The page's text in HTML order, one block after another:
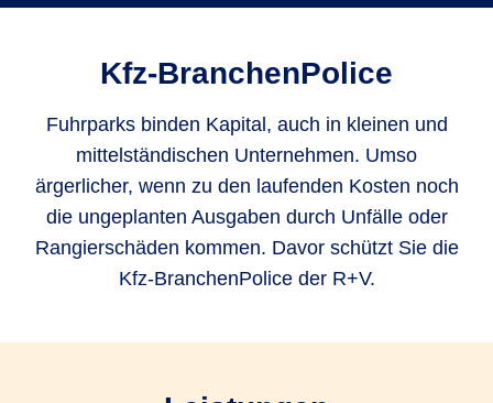
Kfz-Branchen­Police
Fuhrparks binden Kapital, auch in kleinen und
mittelständischen Unternehmen. Umso
ärgerlicher, wenn zu den laufenden Kosten noch
die ungeplanten Ausgaben durch Unfälle oder
Rangierschäden kommen. Davor schützt Sie die
Kfz-BranchenPolice der R+V.